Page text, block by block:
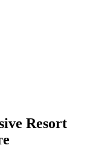
Resort